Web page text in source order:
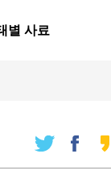
별 사료